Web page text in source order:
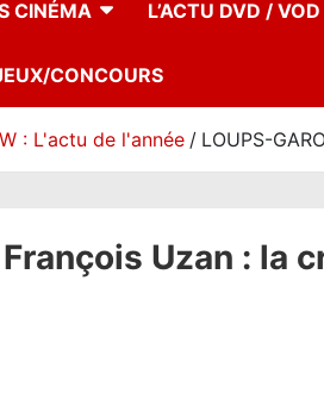
CINÉMA L’ACTU DVD / VOD
CONCOURS
: L'actu de l'année LOUPS-
François Uzan : la